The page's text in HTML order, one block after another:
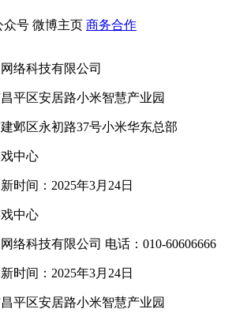
众号 微博主页 商务合作
络科技有限公司
平区安居路小米智慧产业园
邺区永初路37号小米华东总部
中心
时间：2025年3月24日
中心
络科技有限公司 电话：010-60606666
时间：2025年3月24日
平区安居路小米智慧产业园